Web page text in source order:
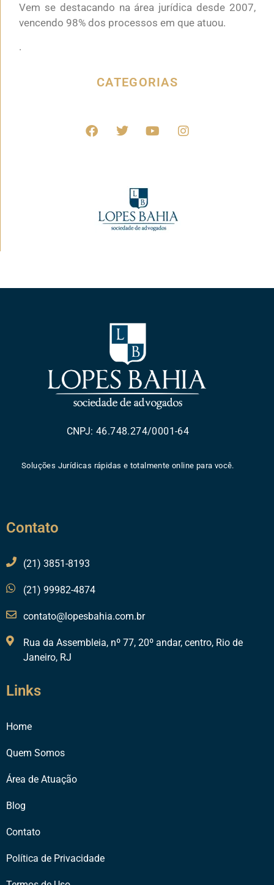
Vem se destacando na área jurídica desde 2007,
vencendo 98% dos processos em que atuou.
.
CATEGORIAS
CNPJ: 46.748.274/0001-64
Soluções Jurídicas rápidas e totalmente online para você.
Contato
(21) 3851-8193
(21) 99982-4874
contato@lopesbahia.com.br
Rua da Assembleia, nº 77, 20º andar, centro, Rio de
Janeiro, RJ
Links
Home
Quem Somos
Área de Atuação
Blog
Contato
Política de Privacidade